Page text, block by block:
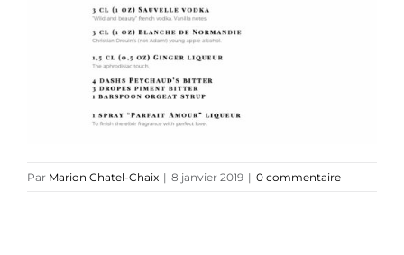
Collaborations
Direction créative
Références
Par Marion Chatel-Chaix | 8 janvier 2019 | 0 commentaire